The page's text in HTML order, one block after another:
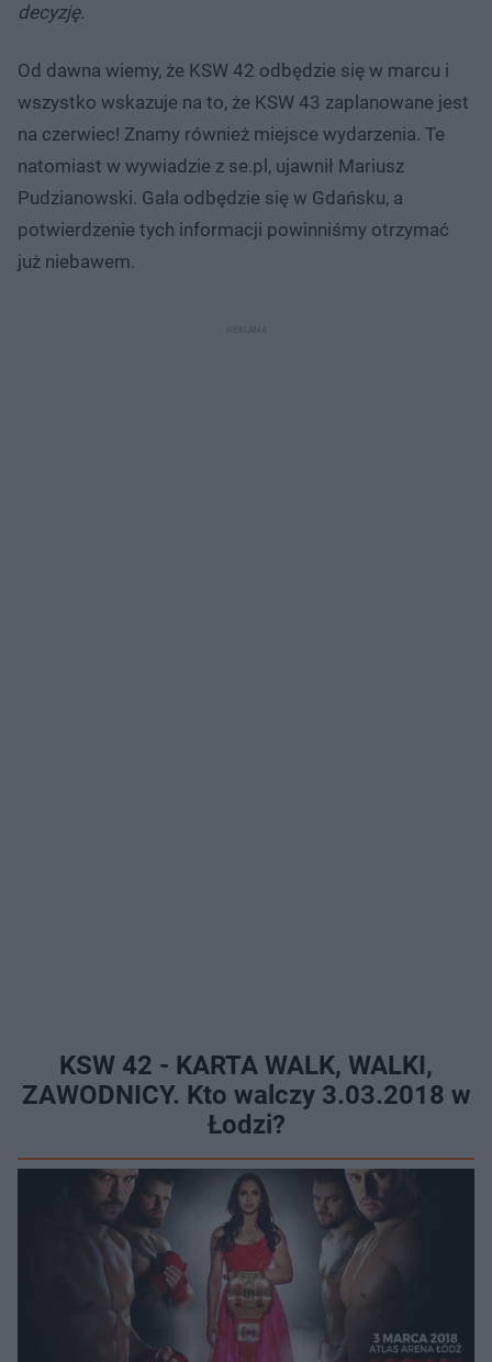
decyzję.
Od dawna wiemy, że KSW 42 odbędzie się w marcu i
wszystko wskazuje na to, że KSW 43 zaplanowane jest
na czerwiec! Znamy również miejsce wydarzenia. Te
natomiast w wywiadzie z se.pl, ujawnił Mariusz
Pudzianowski. Gala odbędzie się w Gdańsku, a
potwierdzenie tych informacji powinniśmy otrzymać
już niebawem.
KSW 42 - KARTA WALK, WALKI,
ZAWODNICY. Kto walczy 3.03.2018 w
Łodzi?